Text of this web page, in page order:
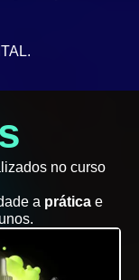
no curso
a prática e